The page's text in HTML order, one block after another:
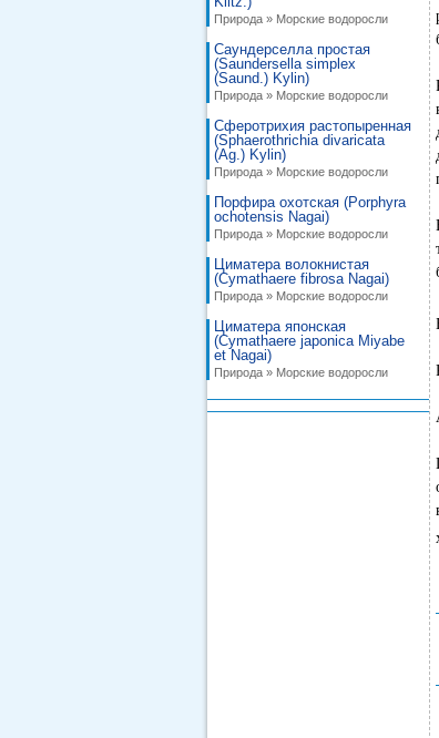
Природа » Морские водоросли
Саундерселла простая
(Saundersella simplex
(Saund.) Kylin)
Природа » Морские водоросли
Сферотрихия растопыренная
(Sphaerothrichia divaricata
(Ag.) Kylin)
Природа » Морские водоросли
Порфира охотская (Porphyra
ochotensis Nagai)
Природа » Морские водоросли
Циматера волокнистая
(Cymathaere fibrosa Nagai)
Природа » Морские водоросли
Циматера японская
(Cymathaere japonica Miyabe
et Nagai)
Природа » Морские водоросли